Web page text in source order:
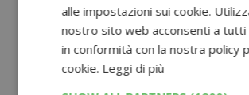
Crispy McBacon o Big Tasty
Bacon Menu Large a 8,99€
Un McMenu Large a scelta
alle impostazioni sui cookie.
nostro sito web acconsenti a tutti
in conformità con la nostra policy
cookie. Leggi di più